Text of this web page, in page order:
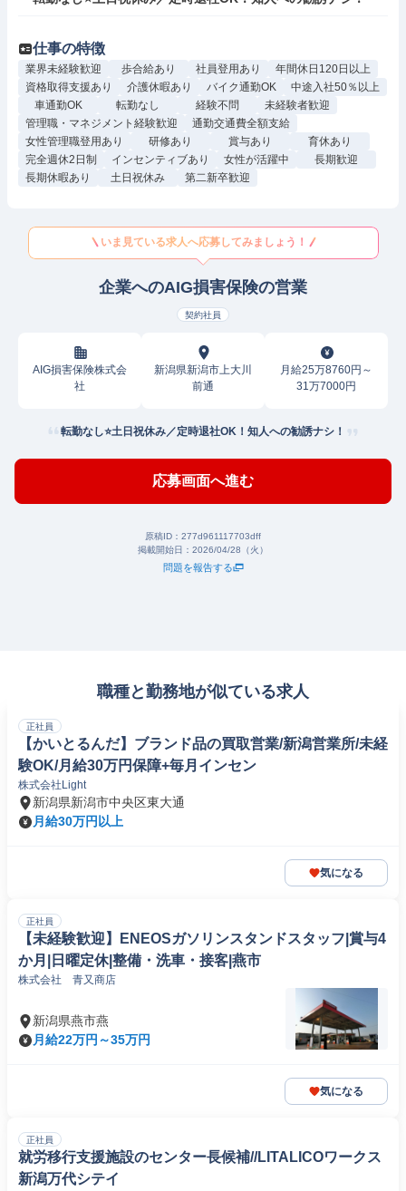
仕事の特徴
業界未経験歓迎 歩合給あり 社員登用あり
年間休日120日以上
資格取得支援あり
介護休暇あり バイク通勤OK
中途入社50％以上
車通勤OK
転勤なし 経験不問
未経験者歓迎
管理職・マネジメント経験歓迎
通勤交通費全額支給
女性管理職登用あり
研修あり 賞与あり
育休あり
完全週休2日制
インセンティブあり 女性が活躍中
長期歓迎
長期休暇あり
土日祝休み 第二新卒歓迎
いま見ている求人へ応募してみましょう！
企業へのAIG損害保険の営業
契約社員
AIG損害保険株式会
社
新潟県新潟市上大川
前通
月給25万8760円～
31万7000円
転勤なし⭐土日祝休み／定時退社OK！知人への勧誘ナシ！
応募画面へ進む
原稿ID： 277d961117703dff
掲載開始日： 2026/04/28（火）
問題を報告する
職種と勤務地が似ている求人
正社員
【かいとるんだ】ブランド品の買取営業/新潟営業所/未経
験OK/月給30万円保障+毎月インセン
株式会社Light
新潟県新潟市中央区東大通
月給30万円以上
気になる
正社員
【未経験歓迎】ENEOSガソリンスタンドスタッフ|賞与4
か月|日曜定休|整備・洗車・接客|燕市
株式会社 青又商店
新潟県燕市燕
月給22万円～35万円
気になる
正社員
就労移行支援施設のセンター長候補//LITALICOワークス
新潟万代シテイ